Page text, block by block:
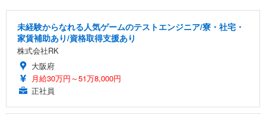
未経験からなれる人気ゲームのテストエンジニア/寮・社宅・
家賃補助あり/資格取得支援あり
株式会社RK
大阪府
月給30万円～51万8,000円
正社員